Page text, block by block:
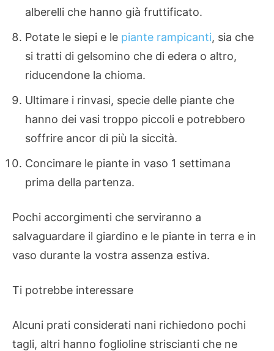
alberelli che hanno già fruttificato.
Potate le siepi e le piante rampicanti, sia che
si tratti di gelsomino che di edera o altro,
riducendone la chioma.
Ultimare i rinvasi, specie delle piante che
hanno dei vasi troppo piccoli e potrebbero
soffrire ancor di più la siccità.
Concimare le piante in vaso 1 settimana
prima della partenza.
Pochi accorgimenti che serviranno a
salvaguardare il giardino e le piante in terra e in
vaso durante la vostra assenza estiva.
Ti potrebbe interessare
Alcuni prati considerati nani richiedono pochi
tagli, altri hanno foglioline striscianti che ne